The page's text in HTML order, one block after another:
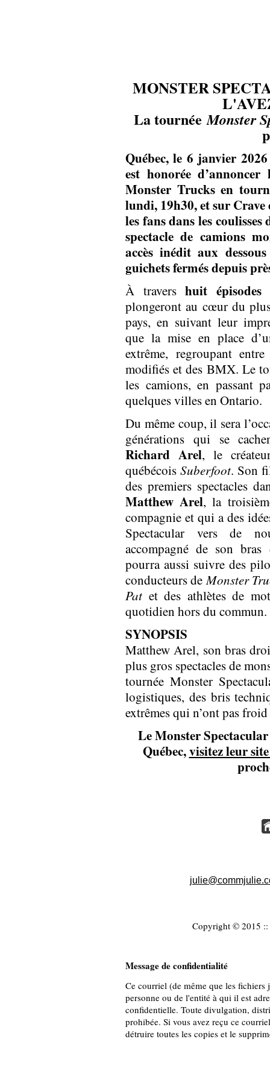
MONSTER
La tournéeMonster
Québec, le 6 janvier
est honorée
Monster Trucks en
lundi, 19h30, et sur
les fans dans les
spectacle de camions
accès inédit aux
guichets fermés depuis
À travers huit
plongeront au cœur du
pays, en suivant leur
que la mise en place
extrême, regroupant
modifiés et des BMX. Le
les camions, en passant
quelques villes en Ontario.
Du même coup, il sera
générations qui se
Richard Arel, le
québécois Suberfoot. Son
des premiers spectacles
Matthew Arel, la
compagnie et qui a des
Spectacular vers de
accompagné de son
pourra aussi suivre des
conducteurs deMonster
Patet des athlètes de
quotidien hors du commun.
SYNOPSIS
Matthew Arel, son bras
plus gros spectacles de
tournée Monster
logistiques, des bris
extrêmes qui n’ont pas
Le Monster
Québec,visitez leur
Copyright © 2015 ::
Message de confidentialité
Ce courriel (de même que les fichiers
personne ou de l'entité à qui il est
confidentielle. Toute divulgation,
prohibée. Si vous avez reçu ce
détruire toutes les copies et le